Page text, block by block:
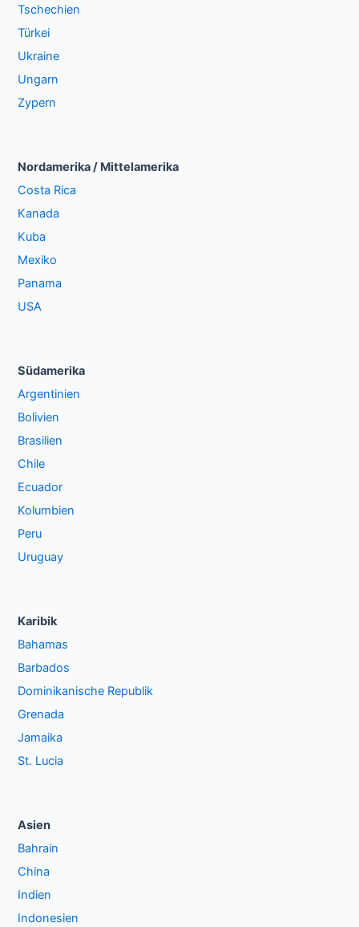
Tschechien
Türkei
Ukraine
Ungarn
Zypern
Nordamerika / Mittelamerika
Costa Rica
Kanada
Kuba
Mexiko
Panama
USA
Südamerika
Argentinien
Bolivien
Brasilien
Chile
Ecuador
Kolumbien
Peru
Uruguay
Karibik
Bahamas
Barbados
Dominikanische Republik
Grenada
Jamaika
St. Lucia
Asien
Bahrain
China
Indien
Indonesien